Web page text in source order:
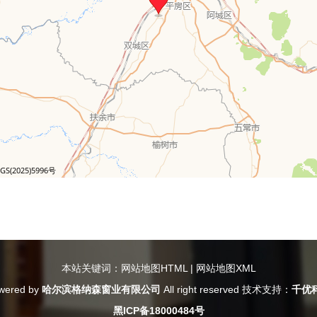
本站关键词： 网站地图HTML | 网站地图XML
by 哈尔滨格纳森窗业有限公司 All right reserved 技术支持： 千优
黑ICP备18000484号